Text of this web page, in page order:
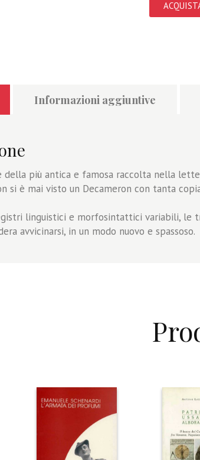
Informazioni aggiuntive
della più antica e famosa raccolta nella
si è mai visto un Decameron con tanta
linguistici e morfosintattici variabili, le
avvicinarsi, in un modo nuovo e spassoso.